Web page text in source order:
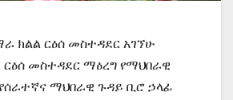
ክልል ርዕሰ መስተዳደር አገኘሁ
ርዕሰ መስተዳደር ማዕረግ የማህበራዊ
የሰራተኛና ማህበራዊ ጉዳይ ቢሮ ኃላፊ